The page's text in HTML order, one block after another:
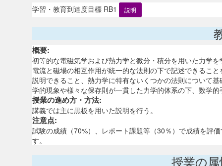
学習・教育到達度目標 RB1 説明
概要:
初等的な電磁気学および熱力学と微分・積分を用いた力学
電流と磁場の相互作用が統一的な法則の下で記述できるこ
説明できること、熱力学に特有ないくつかの法則について
学的現象や様々な保存則が一貫した力学的体系の下、数学
授業の進め方・方法:
講義では主に黒板を用いた説明を行う。
注意点:
試験の成績（70%）、レポート課題等（30％）で成績を評
す。
授業の